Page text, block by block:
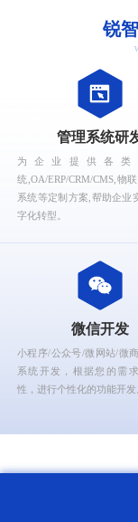
锐
管理系统研
为企业提供各类
统,OA/ERP/CRM/CMS,物
系统等定制方案,帮助企业
字化转型。
微信开发
小程序/公众号/微网站/微
系统开发，根据您的需
性，进行个性化的功能开发